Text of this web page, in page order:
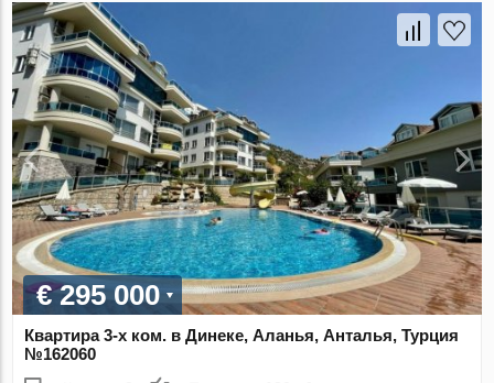
€ 295 000
Квартира 3-х ком. в Динеке, Аланья, Анталья, Турция
№162060